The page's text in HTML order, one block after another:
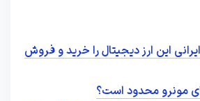
این ارز دیجیتال را خرید و فروش
مونرو محدود است؟